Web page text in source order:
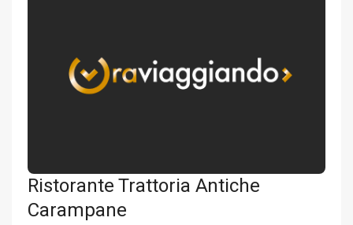
Ristorante Trattoria Antiche
Carampane